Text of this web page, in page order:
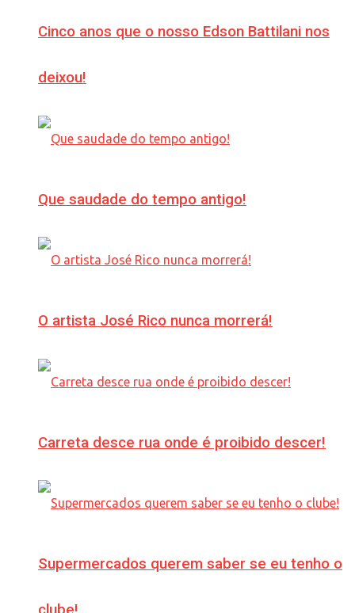
Cinco anos que o nosso Edson Battilani nos
deixou!
Que saudade do tempo antigo!
O artista José Rico nunca morrerá!
Carreta desce rua onde é proibido descer!
Supermercados querem saber se eu tenho o